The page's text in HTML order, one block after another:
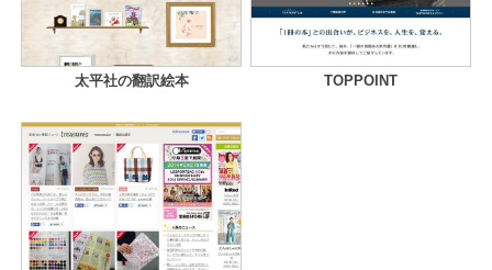
太平社の翻訳絵本 TOPPOINT